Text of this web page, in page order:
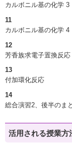
カルボニル基の化学 3
11
カルボニル基の化学 4
12
芳香族求電子置換反応
13
付加環化反応
14
総合演習2、後半のま
活用される授業